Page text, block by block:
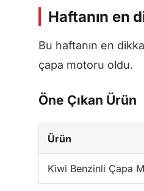
Haftanın en
Bu haftanın en
çapa motoru oldu.
Öne Çıkan Ürün
Ürün
Kiwi Benzinli Çapa